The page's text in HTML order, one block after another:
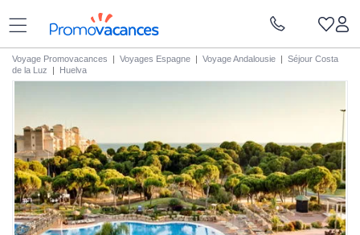
Voyage Promovacances | Voyages Espagne | Voyage Andalousie | Séjour Costa
de la Luz | Huelva